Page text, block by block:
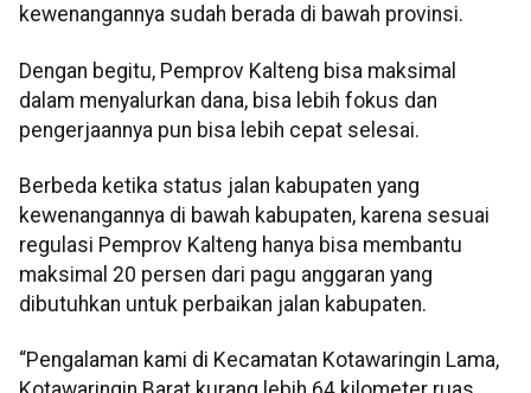
kewenangannya sudah berada di bawah provinsi.
Dengan begitu, Pemprov Kalteng bisa maksimal
dalam menyalurkan dana, bisa lebih fokus dan
pengerjaannya pun bisa lebih cepat selesai.
Berbeda ketika status jalan kabupaten yang
kewenangannya di bawah kabupaten, karena sesuai
regulasi Pemprov Kalteng hanya bisa membantu
maksimal 20 persen dari pagu anggaran yang
dibutuhkan untuk perbaikan jalan kabupaten.
“Pengalaman kami di Kecamatan Kotawaringin Lama,